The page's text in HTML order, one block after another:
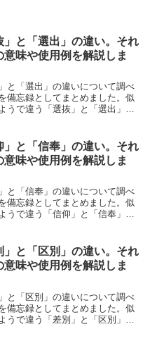
」と「選出」の違い。それ
意味や使用例を解説しま
と「選出」の違いについて調べ
備忘録としてまとめました。似
うで違う「選抜」と「選出」の
」と「信奉」の違い。それ
意味や使用例を解説しま
と「信奉」の違いについて調べ
備忘録としてまとめました。似
うで違う「信仰」と「信奉」の
」と「区別」の違い。それ
意味や使用例を解説しま
と「区別」の違いについて調べ
備忘録としてまとめました。似
うで違う「差別」と「区別」の